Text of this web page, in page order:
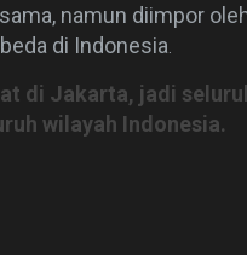
namun diimpor
di Indonesia
di Jakarta, jadi
wilayah Indonesia.